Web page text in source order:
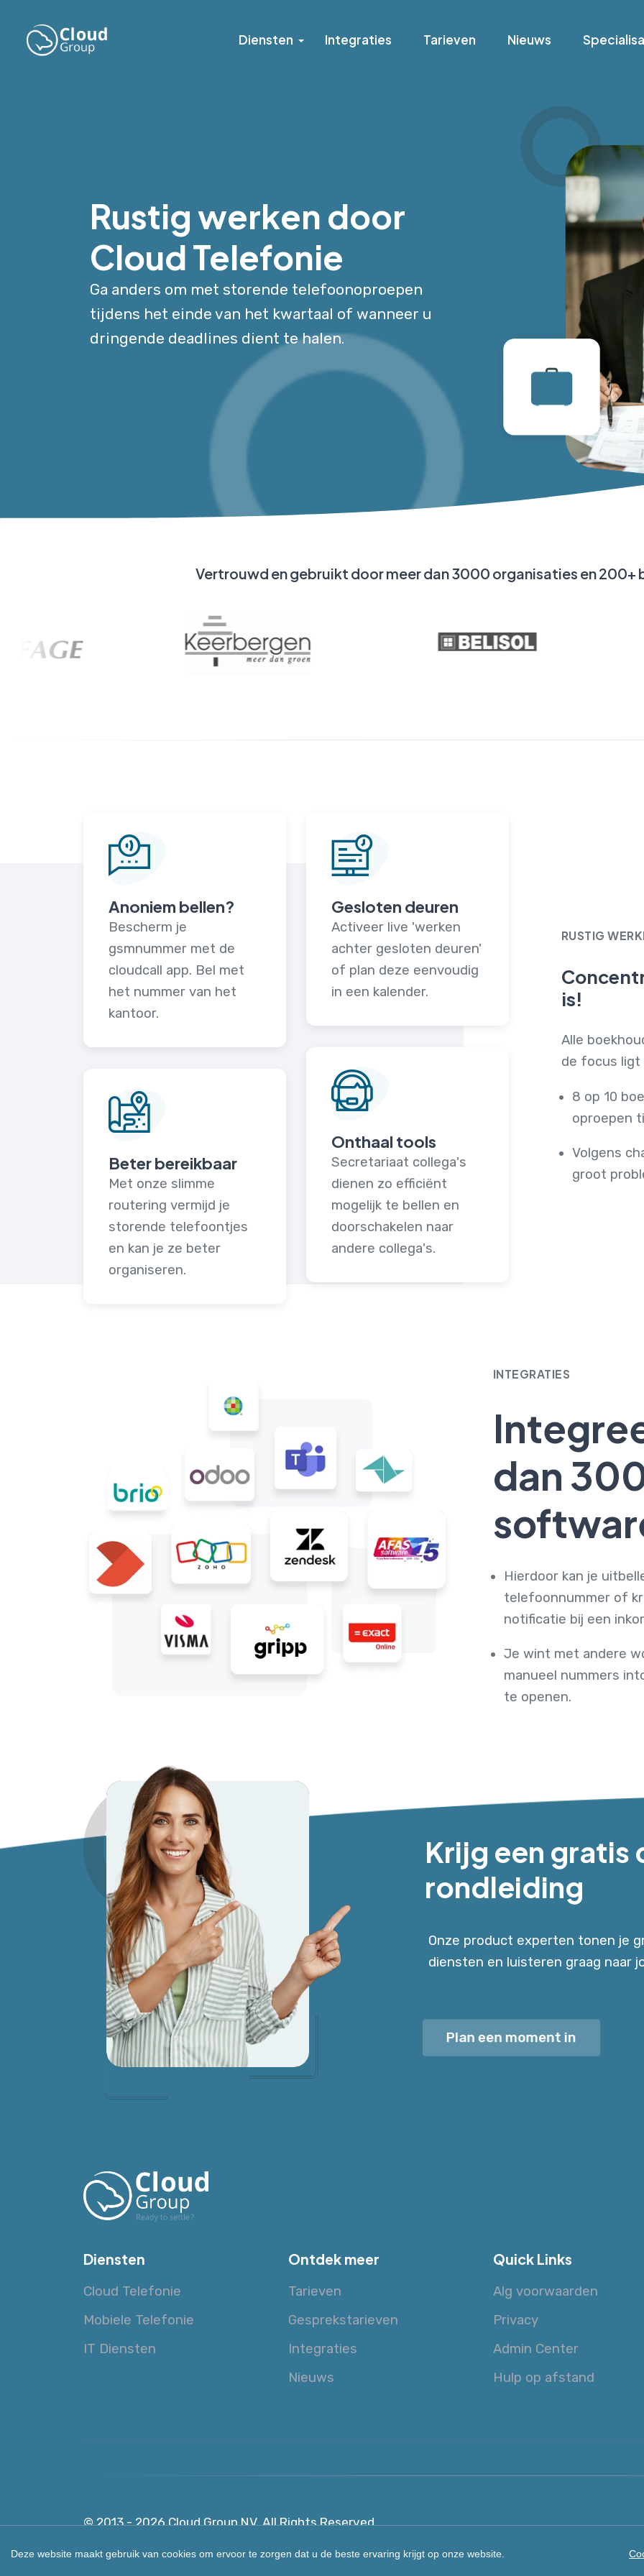
Deze website maakt gebruik van cookies om ervoor te zorgen dat u de beste ervaring krijgt op onze website.
Diensten Integraties Tarieven Nieuws
Rustig werken door
Cloud Telefonie
Ga anders om met storende telefoonoproepen
tijdens het einde van het kwartaal of wanneer u
dringende deadlines dient te halen.
Vertrouwd en gebruikt door meer dan 3000 organisaties en
Anoniem bellen?
Bescherm je
gsmnummer met de
cloudcall app. Bel met
het nummer van het
kantoor.
Beter bereikbaar
Met onze slimme
routering vermijd je
storende telefoontjes
en kan je ze beter
organiseren.
Gesloten deuren
Activeer live 'werken
achter gesloten deuren'
of plan deze eenvoudig
in een kalender.
Onthaal tools
Secretariaat collega's
dienen zo efficiënt
mogelijk te bellen en
doorschakelen naar
andere collega's.
RUSTIG
is!
Alle
de focus ligt
8 op 10
oproepen
Volgens
groot
INTEGRATIES
dan
Hierdoor kan je
telefoonnummer of
notificatie bij een
Je wint met andere
manueel nummers
te openen.
Krijg een gratis
rondleiding
Onze product experten tonen je
diensten en luisteren graag naar
Plan een moment in
Diensten
Cloud Telefonie
Mobiele Telefonie
IT Diensten
Ontdek meer
Tarieven
Gesprekstarieven
Integraties
Nieuws
Quick Links
Alg voorwaarden
Privacy
Admin Center
Hulp op afstand
© 2013 - 2026 Cloud Group NV.All Rights Reserved